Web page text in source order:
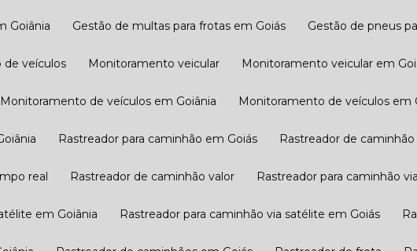
Goiânia Gestão de multas para frotas em Goiás Gestão de pneus
de veículos Monitoramento veicular Monitoramento veicular em
Monitoramento de veículos em Goiânia Monitoramento de veículos em
Rastreador para caminhão em Goiás Rastreador de
real Rastreador de caminhão valor Rastreador para caminhão
em Goiânia Rastreador para caminhão via satélite em Goiás